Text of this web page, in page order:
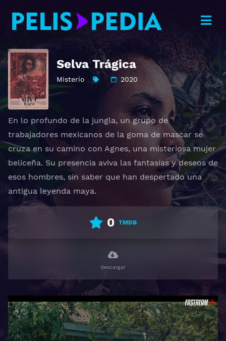
Selva Trágica
Misterio 2020
En lo profundo de la jungla, un grupo de
trabajadores mexicanos de la goma de mascar se
cruza en su camino con Agnes, una misteriosa mujer
beliceña. Su presencia aviva las fantasías y deseos de
esos hombres, sin saber que han despertado una
antigua leyenda maya.
0 TMDB
Descargar